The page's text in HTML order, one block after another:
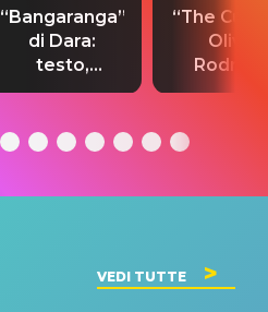
“Bangaranga”
di Dara:
testo,
traduzione e
del singolo
“The
Olivia
testo,
VEDI TUTTE